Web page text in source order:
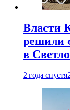
Власти
решили
в
2 года спустя